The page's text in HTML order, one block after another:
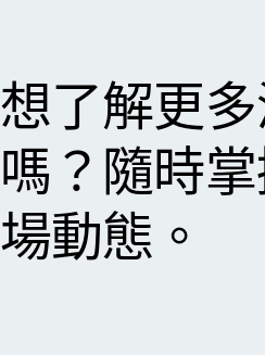
想了解更
嗎？隨時
場動態。